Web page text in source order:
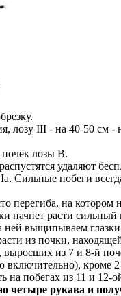
лозу III - на 40-50 см
лозы В.
удаляют
Сильные побеги
перегиба, на
начнет расти сильный
выщипываем
из почки,
из 7 и 8-й
кроме
на побегах из 11 и 12-
четыре рукава и